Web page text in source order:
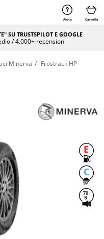
Aiuto Carrello
SU TRUSTSPILOT E GOOGLE
/ 4.000+ recensioni
Minerva
Frostrack HP
E
C
70
B